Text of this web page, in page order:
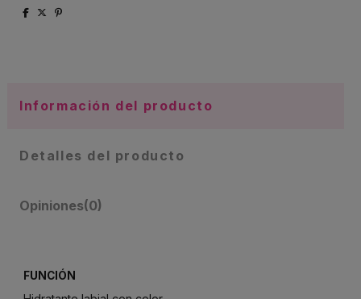
Información del producto
Detalles del producto
Opiniones(0)
FUNCIÓN